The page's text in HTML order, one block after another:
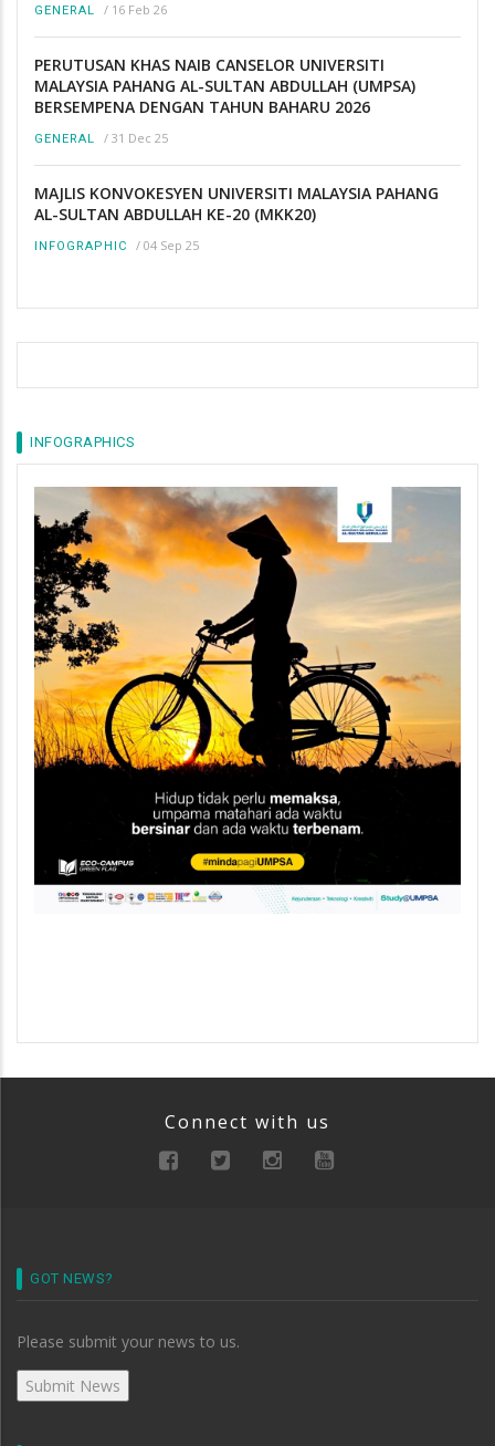
GENERAL / 16 Feb 26
PERUTUSAN KHAS NAIB CANSELOR UNIVERSITI
MALAYSIA PAHANG AL-SULTAN ABDULLAH (UMPSA)
BERSEMPENA DENGAN TAHUN BAHARU 2026
GENERAL / 31 Dec 25
MAJLIS KONVOKESYEN UNIVERSITI MALAYSIA PAHANG
AL-SULTAN ABDULLAH KE-20 (MKK20)
INFOGRAPHIC / 04 Sep 25
INFOGRAPHICS
Connect with us
GOT NEWS?
Please submit your news to us.